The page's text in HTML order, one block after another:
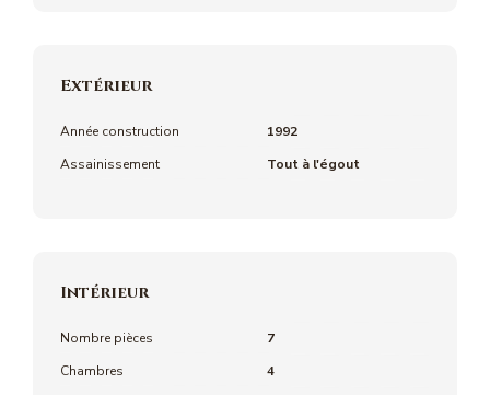
Extérieur
Année construction
1992
Assainissement
Tout à l'égout
Intérieur
Nombre pièces
7
Chambres
4